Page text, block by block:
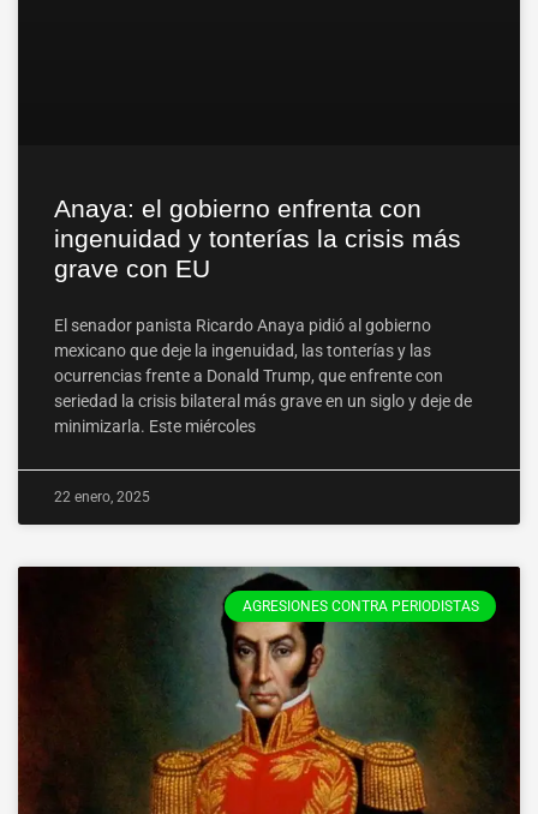
Anaya: el gobierno enfrenta con
ingenuidad y tonterías la crisis más
grave con EU
El senador panista Ricardo Anaya pidió al gobierno
mexicano que deje la ingenuidad, las tonterías y las
ocurrencias frente a Donald Trump, que enfrente con
seriedad la crisis bilateral más grave en un siglo y deje de
minimizarla. Este miércoles
22 enero, 2025
AGRESIONES CONTRA PERIODISTAS